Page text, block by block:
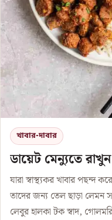
খাবার-দাবার
ডায়েট মেন্যুতে
যারা স্বাস্থ্যকর খাবার পছন্দ
তাদের জন্য তেল ছাড়া লেমন
লেবুর হালকা টক স্বাদ,